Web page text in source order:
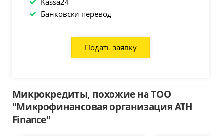
Kassa24
Банковски перевод
Подать заявку
Микрокредиты, похожие на ТОО
"Микрофинансовая организация ATH
Finance"